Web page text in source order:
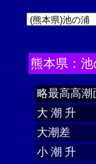
熊本県：
略最高高潮
大 潮 升
大潮差
小 潮 升